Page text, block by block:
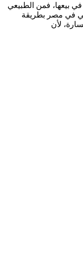
بيعها، فمن الطبيعي
في مصر بطريقة
لأن